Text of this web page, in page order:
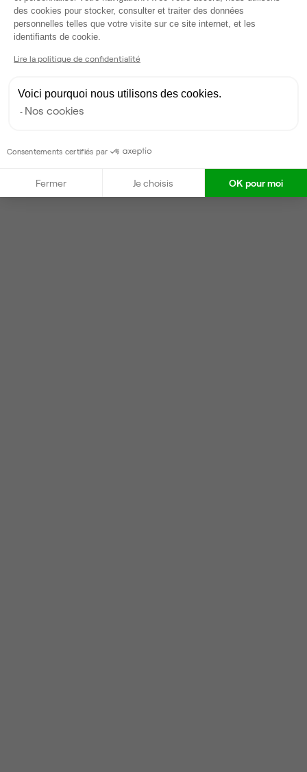
K Kelly
Partenaire depuis 2024
Répond en quelques jours
Taux de réponse : 30%
des cookies pour stocker, consulter et traiter des données
personnelles telles que votre visite sur ce site internet, et les
identifiants de cookie.
Lire la politique de confidentialité
Voici pourquoi nous utilisons des cookies.
Nos cookies
Consentements certifiés par
Fermer Je choisis OK pour moi